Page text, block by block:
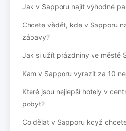
Jak v Sapporu najít výhodné
Chcete vědět, kde v Sapporu
zábavy?
Jak si užít prázdniny ve městě
Kam v Sapporu vyrazit za 10
Které jsou nejlepší hotely v
pobyt?
Co dělat v Sapporu když